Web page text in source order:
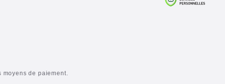
de paiement.